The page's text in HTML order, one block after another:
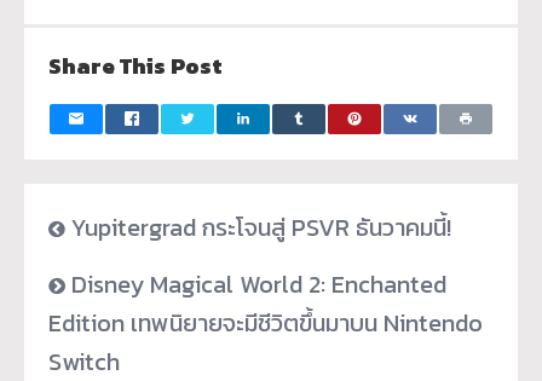
Share This Post
Yupitergrad กระโจนสู่ PSVR ธันวาคมนี้!
Disney Magical World 2: Enchanted
Edition เทพนิยายจะมีชีวิตขึ้นมาบน Nintendo
Switch